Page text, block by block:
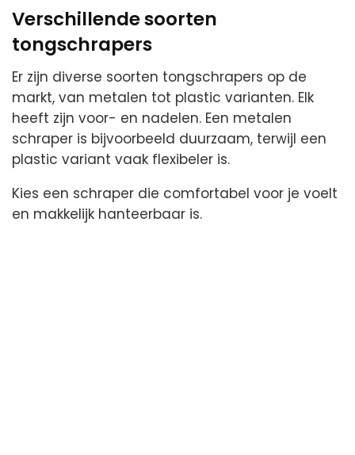
Verschillende soorten
tongschrapers
Er zijn diverse soorten tongschrapers op de
markt, van metalen tot plastic varianten. Elk
heeft zijn voor- en nadelen. Een metalen
schraper is bijvoorbeeld duurzaam, terwijl een
plastic variant vaak flexibeler is.
Kies een schraper die comfortabel voor je voelt
en makkelijk hanteerbaar is.